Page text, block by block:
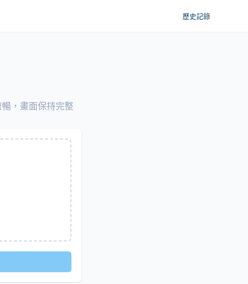
歷史記錄
，畫面保持完整